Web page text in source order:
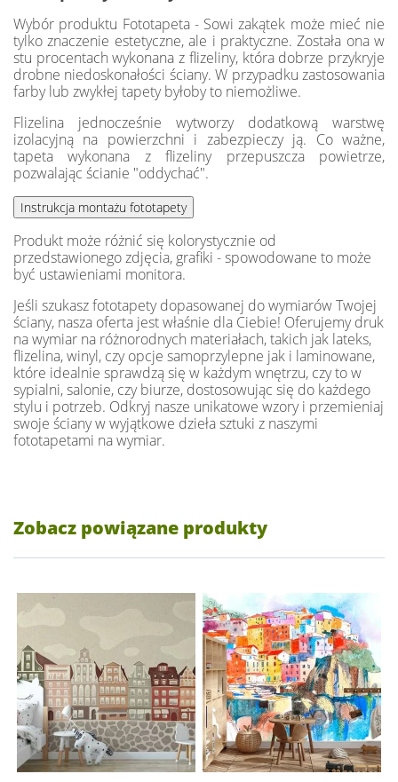
Wybór produktu Fototapeta - Sowi zakątek może mieć nie
tylko znaczenie estetyczne, ale i praktyczne. Została ona w
stu procentach wykonana z flizeliny, która dobrze przykryje
drobne niedoskonałości ściany. W przypadku zastosowania
farby lub zwykłej tapety byłoby to niemożliwe.
Flizelina jednocześnie wytworzy dodatkową warstwę
izolacyjną na powierzchni i zabezpieczy ją. Co ważne,
tapeta wykonana z flizeliny przepuszcza powietrze,
pozwalając ścianie "oddychać".
Produkt może różnić się kolorystycznie od
przedstawionego zdjęcia, grafiki - spowodowane to może
być ustawieniami monitora.
Jeśli szukasz fototapety dopasowanej do wymiarów Twojej
ściany, nasza oferta jest właśnie dla Ciebie! Oferujemy druk
na wymiar na różnorodnych materiałach, takich jak lateks,
flizelina, winyl, czy opcje samoprzylepne jak i laminowane,
które idealnie sprawdzą się w każdym wnętrzu, czy to w
sypialni, salonie, czy biurze, dostosowując się do każdego
stylu i potrzeb. Odkryj nasze unikatowe wzory i przemieniaj
swoje ściany w wyjątkowe dzieła sztuki z naszymi
fototapetami na wymiar.
Zobacz powiązane produkty